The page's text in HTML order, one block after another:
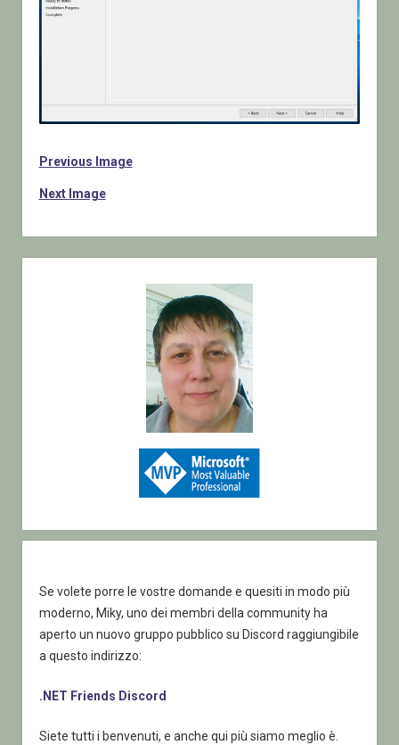
Previous Image
Next Image
Se volete porre le vostre domande e quesiti in modo più
moderno, Miky, uno dei membri della community ha
aperto un nuovo gruppo pubblico su Discord raggiungibile
a questo indirizzo:
.NET Friends Discord
Siete tutti i benvenuti, e anche qui più siamo meglio è.